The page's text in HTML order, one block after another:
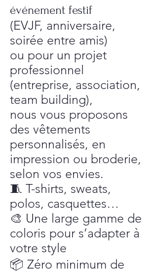
événement festif
(EVJF, anniversaire,
soirée entre amis)
ou pour un projet
professionnel
(entreprise, association,
team building),
nous vous proposons
des vêtements
personnalisés, en
impression ou broderie,
selon vos envies.
🧵 T-shirts, sweats,
polos, casquettes…
🎨 Une large gamme de
coloris pour s’adapter à
votre style
📦 Zéro minimum de